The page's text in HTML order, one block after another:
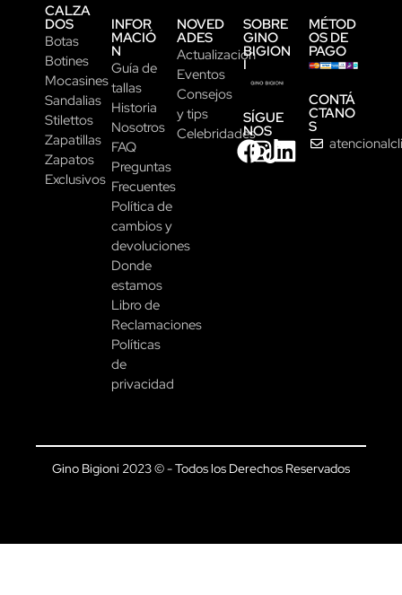
CALZA
DOS
Botas
Botines
Mocasines
Sandalias
Stilettos
Zapatillas
Zapatos
Exclusivos
INFOR
MACIÓ
N
Guía de
tallas
Historia
Nosotros
FAQ
Preguntas
Frecuentes
Política de
cambios y
devoluciones
Donde
estamos
Libro de
Reclamaciones
Políticas
de
privacidad
NOVED
ADES
Actualización
Eventos
Consejos
y tips
Celebridades
SOBRE
GINO
BIGION
I
SÍGUE
NOS
MÉTOD
OS DE
PAGO
CONTÁ
CTANO
S
Gino Bigioni 2023 © - Todos los Derechos Reservados